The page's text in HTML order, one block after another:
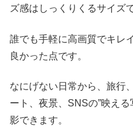
ズ感はしっくりくるサイズ
誰でも手軽に高画質でキレ
良かった点です。
なにげない日常から、旅行
ート、夜景、SNSの”映え
影できます。